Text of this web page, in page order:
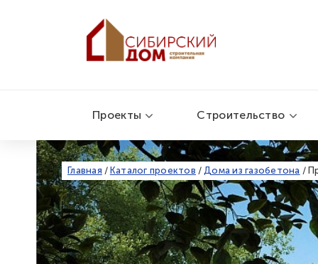
Проекты Строительство
Главная / Каталог проектов / Дома из газобетона /